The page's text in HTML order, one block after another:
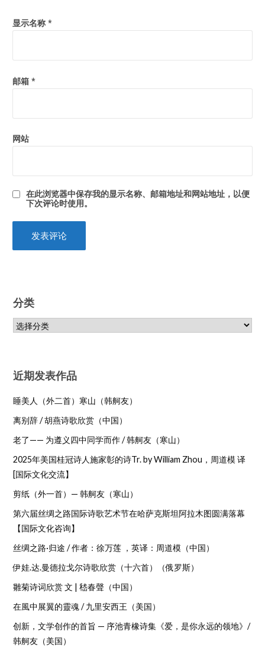
显示名称 *
邮箱 *
网站
在此浏览器中保存我的显示名称、邮箱地址和网站地址，以便
下次评论时使用。
分类
近期发表作品
睡美人（外二首）寒山（韩舸友）
离别辞 / 胡燕诗歌欣赏（中国）
老了—— 为遵义四中同学而作 / 韩舸友（寒山）
2025年美国桂冠诗人施家彰的诗Tr. by William Zhou，周道模 译
[国际文化交流】
剪纸（外一首）— 韩舸友（寒山）
第六届丝绸之路国际诗歌艺术节在哈萨克斯坦阿拉木图圆满落幕
【国际文化咨询】
丝绸之路·归途 / 作者：徐万莲 ，英译：周道模（中国）
伊娃.达.曼德拉戈尔诗歌欣赏（十六首）（俄罗斯）
雛菊诗词欣赏 文 | 嵇春聲（中国）
在風中展翼的靈魂 / 九里安西王（美国）
创新，文学创作的首旨 — 序池青橡诗集《爱，是你永远的领地》/
韩舸友（美国）